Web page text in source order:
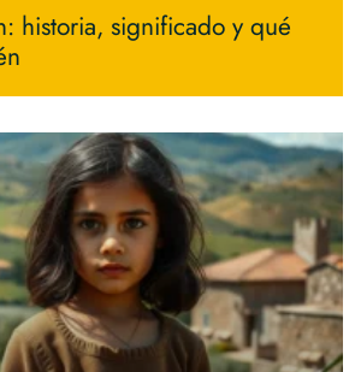
historia, significado y qué